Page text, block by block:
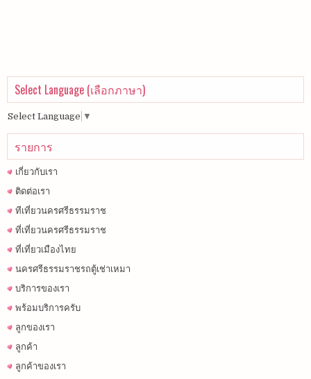
Select Language (เลือกภาษา)
Select Language ▼
รายการ
เกี่ยวกับเรา
ติดต่อเรา
ทีเที่ยวนครศรีธรรมราช
ที่เที่ยวนครศรีธรรมราช
ที่เที่ยวเมืองไทย
นครศรีธรรมราชรถตู้เช่าเหมา
บริการของเรา
พร้อมบริการครับ
ลูกของเรา
ลูกค้า
ลูกค้าของเรา